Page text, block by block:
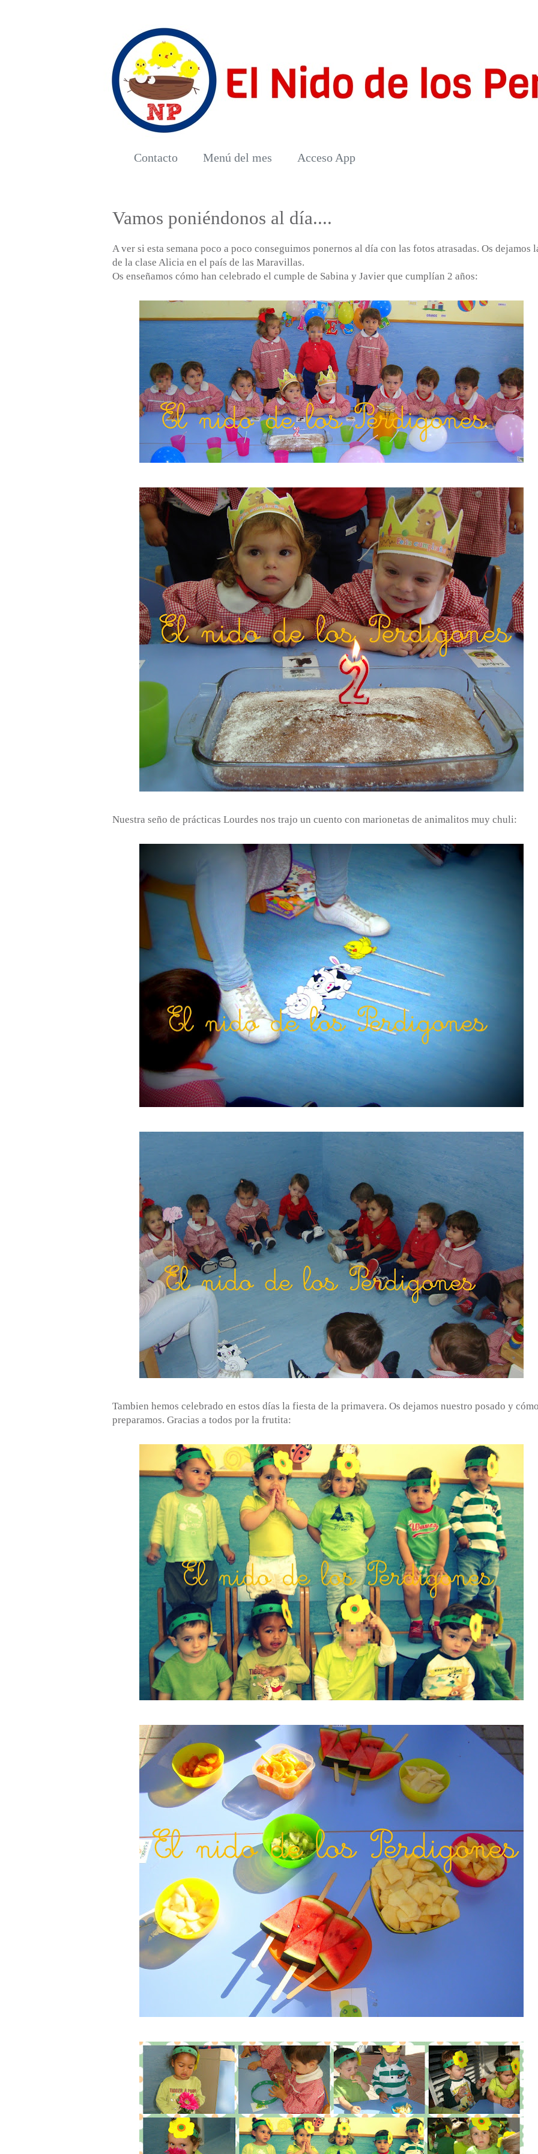
Contacto Menú del mes Acceso App
Vamos poniéndonos al día....
A ver si esta semana poco a poco conseguimos ponernos al día con las fotos atrasadas. Os dejamos
de la clase Alicia en el país de las Maravillas.
Os enseñamos cómo han celebrado el cumple de Sabina y Javier que cumplían 2 años:
Nuestra seño de prácticas Lourdes nos trajo un cuento con marionetas de animalitos muy chuli:
Tambien hemos celebrado en estos días la fiesta de la primavera. Os dejamos nuestro posado y
preparamos. Gracias a todos por la frutita: